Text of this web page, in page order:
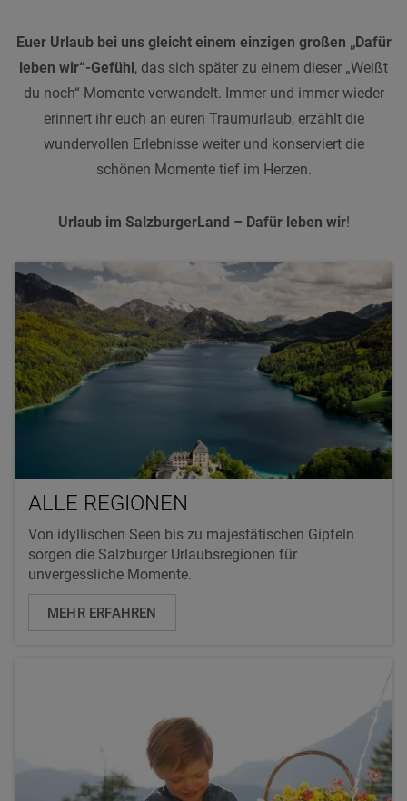
Euer Urlaubbei uns gleicht einem einzigen großen „Dafür
leben wir“-Gefühl, das sich später zu einem dieser „Weißt
du noch“-Momente verwandelt. Immerund immerwieder
erinnert ihr euch an euren Traumurlaub, erzählt die
wundervollen Erlebnisseweiter und konserviert die
schönen Momente tiefim Herzen.
Urlaubim SalzburgerLand – Dafür leben wir!
ALLE REGIONEN
Von idyllischen Seen bis zu majestätischen Gipfeln
sorgen die Salzburger Urlaubsregionen für
unvergessliche Momente.
MEHR ERFAHREN